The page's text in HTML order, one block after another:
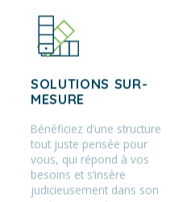
SOLUTIONS SUR-
MESURE
Bénéficiez d’une structure
tout juste pensée pour
vous, qui répond à vos
besoins et s’insère
judicieusement dans son
environnement.